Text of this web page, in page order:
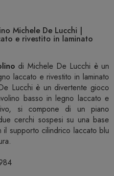
Michele De Lucchi |
e rivestito in laminato
di Michele De Lucchi è un
laccato e rivestito in laminato
Lucchi è un divertente gioco
basso in legno laccato e
si compone di un piano
cerchi sospesi su una base
supporto cilindrico laccato blu